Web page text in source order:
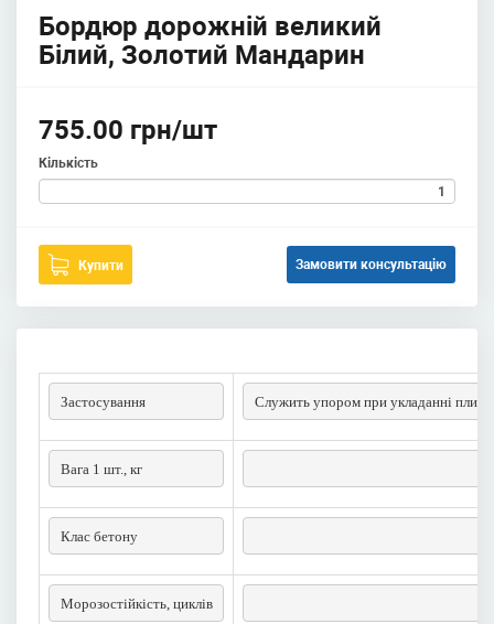
Бордюр дорожній великий
Білий, Золотий Мандарин
755.00 грн/шт
Кількість
Купити Замовити консультацію
Застосування Служить упором при укладанні
Вага 1 шт., кг
Клас бетону
Морозостійкість, циклів